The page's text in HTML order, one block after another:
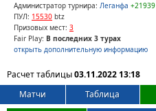
Администратор турнира: Леганфа +21939
ПУЛ: 15530 btz
Призовых мест: 3
Fair Play: В последних 3 турах
открыть дополнительную информацию
Расчет таблицы03.11.2022 13:18
Матчи
Таблица